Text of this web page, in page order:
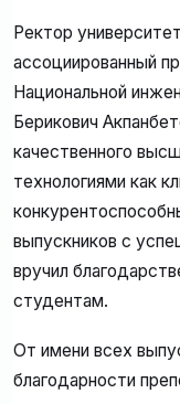
Ректор
ассоциированный
Национальной
Берикович
качественного
технологиями как
выпускников с
вручил
студентам.
От имени всех
благодарности